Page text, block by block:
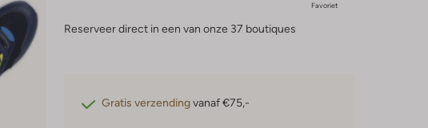
Favoriet
Reserveer direct in een van onze 37 boutiques
Gratis verzendingvanaf €75,-